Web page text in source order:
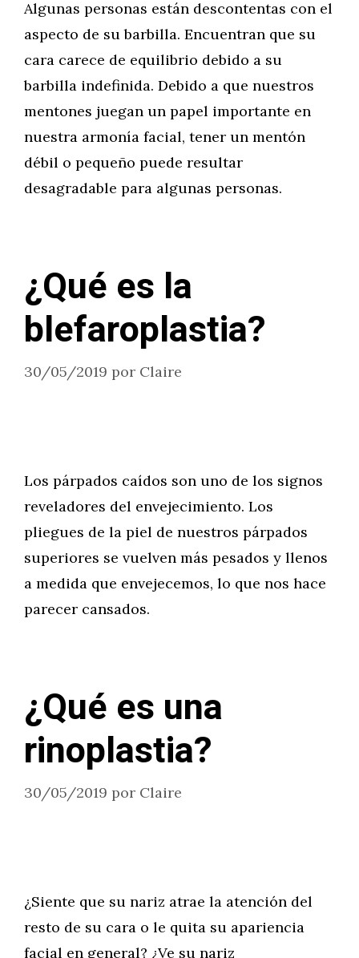
Algunas personas están descontentas con el
aspecto de su barbilla. Encuentran que su
cara carece de equilibrio debido a su
barbilla indefinida. Debido a que nuestros
mentones juegan un papel importante en
nuestra armonía facial, tener un mentón
débil o pequeño puede resultar
desagradable para algunas personas.
¿Qué es la
blefaroplastia?
30/05/2019 por Claire
Los párpados caídos son uno de los signos
reveladores del envejecimiento. Los
pliegues de la piel de nuestros párpados
superiores se vuelven más pesados y llenos
a medida que envejecemos, lo que nos hace
parecer cansados.
¿Qué es una
rinoplastia?
30/05/2019 por Claire
¿Siente que su nariz atrae la atención del
resto de su cara o le quita su apariencia
facial en general? ¿Ve su nariz